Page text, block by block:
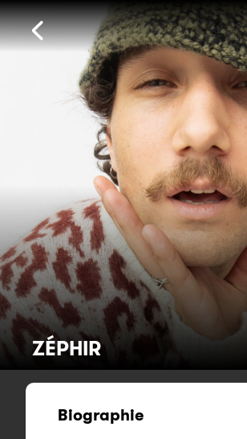
ZÉPHIR
Biographie